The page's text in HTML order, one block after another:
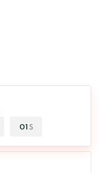
01 S